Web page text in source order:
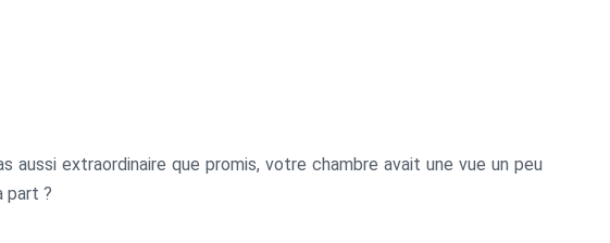
extraordinaire que promis, votre chambre avait une vue un peu
part ?